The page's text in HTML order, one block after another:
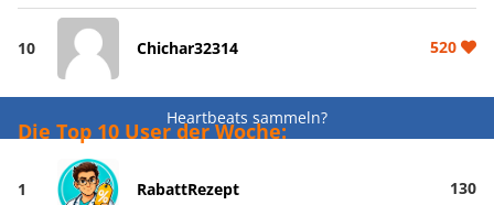
10 Chichar32314 520
Heartbeats sammeln?
Die Top 10 User der Woche:
1 RabattRezept 130